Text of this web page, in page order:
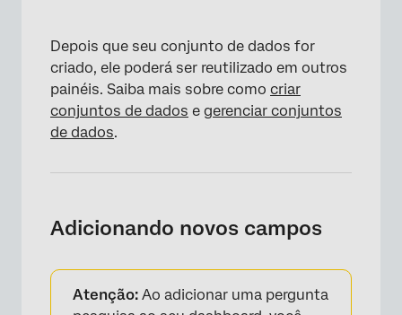
Depois que seu conjunto de dados for
criado, ele poderá ser reutilizado em outros
painéis. Saiba mais sobre como criar
conjuntos de dados e gerenciar conjuntos
de dados.
Adicionando novos campos
Atenção: Ao adicionar uma pergunta